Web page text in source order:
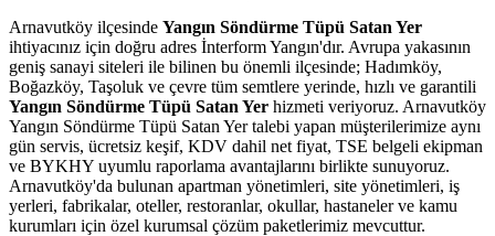
Arnavutköy ilçesinde Yangın Söndürme Tüpü Satan Yer
ihtiyacınız için doğru adres İnterform Yangın'dır. Avrupa yakasının
geniş sanayi siteleri ile bilinen bu önemli ilçesinde; Hadımköy,
Boğazköy, Taşoluk ve çevre tüm semtlere yerinde, hızlı ve garantili
Yangın Söndürme Tüpü Satan Yer hizmeti veriyoruz. Arnavutköy
Yangın Söndürme Tüpü Satan Yer talebi yapan müşterilerimize aynı
gün servis, ücretsiz keşif, KDV dahil net fiyat, TSE belgeli ekipman
ve BYKHY uyumlu raporlama avantajlarını birlikte sunuyoruz.
Arnavutköy'da bulunan apartman yönetimleri, site yönetimleri, iş
yerleri, fabrikalar, oteller, restoranlar, okullar, hastaneler ve kamu
kurumları için özel kurumsal çözüm paketlerimiz mevcuttur.